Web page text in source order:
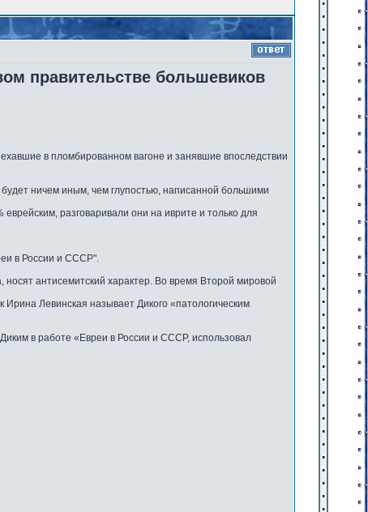
правительстве большевиков
в пломбированном вагоне и занявшие впоследствии
ничем иным, чем глупостью, написанной большими
разговаривали они на иврите и только для
в России и СССР".
антисемитский характер. Во время Второй мировой
Левинская называет Дикого «патологическим
в работе «Евреи в России и СССР, использовал